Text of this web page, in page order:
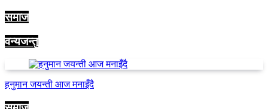
समाज
वन्यजन्तु
हनुमान जयन्ती आज मनाइँदै